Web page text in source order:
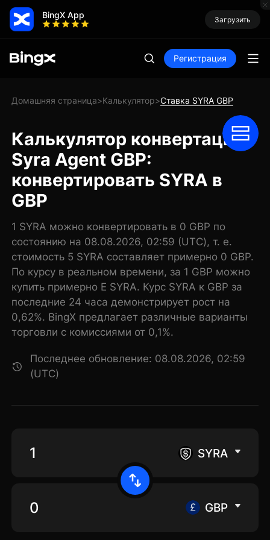
BingX App Загрузить
Регистрация
Домашняя страница>Калькулятор>Ставка SYRA GBP
Калькулятор конвертации
Syra Agent GBP:
конвертировать SYRA в
GBP
1 SYRA можно конвертировать в 0 GBP по
состоянию на 08.08.2026, 02:59 (UTC), т. е.
стоимость 5 SYRA составляет примерно 0 GBP.
По курсу в реальном времени, за 1 GBP можно
купить примерно E SYRA. Курс SYRA к GBP за
последние 24 часа демонстрирует рост на
0,62%. BingX предлагает различные варианты
торговли с комиссиями от 0,1%.
Последнее обновление: 08.08.2026, 02:59
(UTC)
SYRA
GBP